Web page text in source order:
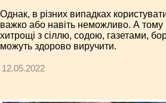
Однак, в різних випадках
важко або навіть неможливо. А
хитрощі з сіллю, содою, газетами,
можуть здорово виручити.
12.05.2022